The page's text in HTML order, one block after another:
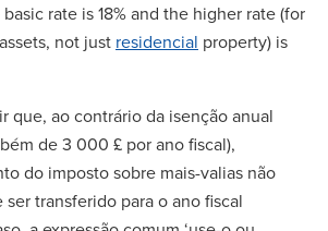
rate is 18% and the higher rate (for
not just residencial property) is
que, ao contrário da isenção anual
de 3 000 £ por ano fiscal),
do imposto sobre mais-valias não
transferido para o ano fiscal